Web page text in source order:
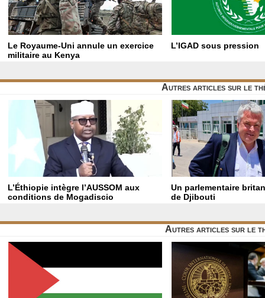
Le Royaume-Uni annule un exercice
militaire au Kenya
L’IGAD sous pression
Autres articles sur le
L’Éthiopie intègre l’AUSSOM aux
conditions de Mogadiscio
Un parlementaire
de Djibouti
Autres articles sur le